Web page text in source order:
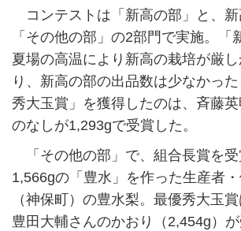
コンテストは「新高の部」と、
「その他の部」の2部門で実施。「
夏場の高温により新高の栽培が厳
り、新高の部の出品数は少なかっ
秀大玉賞」を獲得したのは、斉藤英
のなしが1,293gで受賞した。
「その他の部」で、組合長賞を受
1,566gの「豊水」を作った生産者
（神保町）の豊水梨。最優秀大玉
豊田大輔さんのかおり（2,454g）